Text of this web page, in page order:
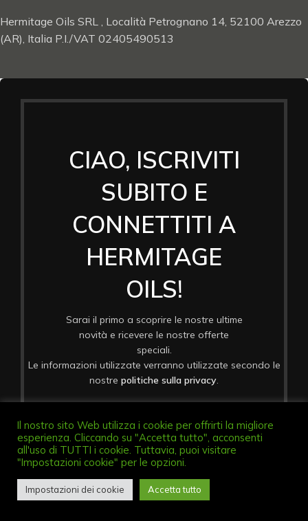
Hermitage Oils SRL , Località Petrognano 14, 52100 Arezzo
(AR), Italia P.I./VAT 02405490513
CIAO, ISCRIVITI
SUBITO E
CONNETTITI A
HERMITAGE
OILS!
Sarai il primo a scoprire le nostre ultime
novità e ricevere le nostre offerte
speciali.
Le informazioni utilizzate verranno utilizzate secondo le
nostre politiche sulla privacy.
Il nostro sito Web utilizza i cookie per offrirti la migliore
esperienza. Cliccando su "Accetta tutto", acconsenti
all'uso di TUTTI i cookie. Tuttavia, puoi visitare
"Impostazioni cookie" per le opzioni.
Impostazioni dei cookie Accetta tutto
Diritto di Recesso